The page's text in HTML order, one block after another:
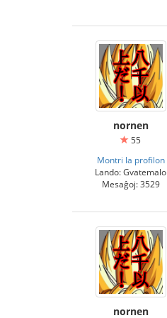
nornen
55
Montri la profilon
Lando: Gvatemalo
Mesaĝoj: 3529
nornen